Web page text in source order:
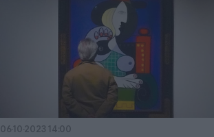
06·10·2023 14:00